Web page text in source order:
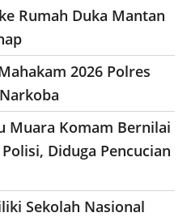
Rumah Duka Mantan
2026 Polres
Muara Komam Bernilai
Diduga Pencucian
Sekolah Nasional